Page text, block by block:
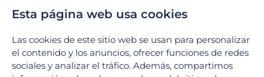
Servicios
Urgencias
Laboratorio Clínico
Laboratorio de Biología Molecular
Esta página web usa cookies
Las cookies de este sitio web se usan para personalizar
el contenido y los anuncios, ofrecer funciones de redes
sociales y analizar el tráfico. Además, compartimos